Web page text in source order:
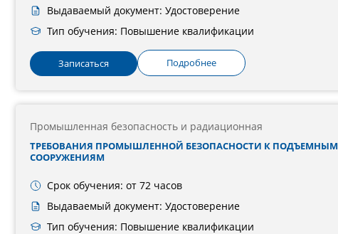
Выдаваемый документ: Удостоверение
Тип обучения: Повышение квалификации
Записаться Подробнее
Промышленная безопасность и радиационная
ТРЕБОВАНИЯ ПРОМЫШЛЕННОЙ БЕЗОПАСНОСТИ К ПОДЪЕМНЫМ
СООРУЖЕНИЯМ
Срок обучения: от 72 часов
Выдаваемый документ: Удостоверение
Тип обучения: Повышение квалификации